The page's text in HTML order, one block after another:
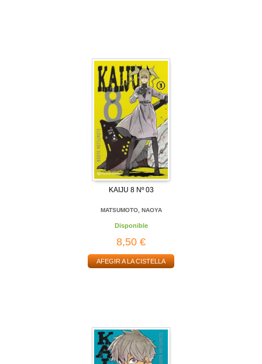
KAIJU 8 Nº 03
MATSUMOTO, NAOYA
Disponible
8,50 €
AFEGIR A LA CISTELLA